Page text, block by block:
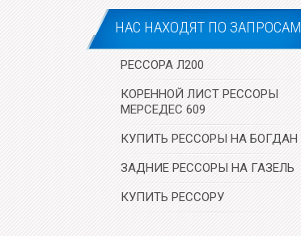
НАС НАХОДЯТ ПО ЗАПРОСАМ
РЕССОРА Л200
КОРЕННОЙ ЛИСТ РЕССОРЫ
МЕРСЕДЕС 609
КУПИТЬ РЕССОРЫ НА БОГДАН
ЗАДНИЕ РЕССОРЫ НА ГАЗЕЛЬ
КУПИТЬ РЕССОРУ